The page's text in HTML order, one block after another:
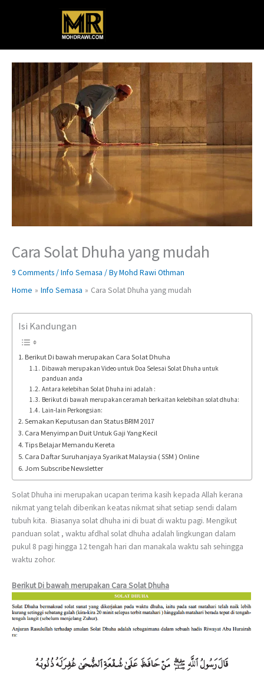
Cara Solat Dhuha yang mudah
9 Comments/Info Semasa / ByMohd Rawi Othman
Home
Info Semasa Cara Solat Dhuha yang mudah
Isi Kandungan
Berikut Di bawah merupakan Cara Solat Dhuha
Dibawah merupakan Video untuk Doa Selesai Solat Dhuha untuk
panduan anda
Antara kelebihan Solat Dhuha ini adalah :
Berikut di bawah merupakan ceramah berkaitan kelebihan solat dhuha:
Lain-lain Perkongsian:
Semakan Keputusan dan Status BRIM 2017
Cara Menyimpan Duit Untuk Gaji Yang Kecil
Tips Belajar Memandu Kereta
Cara Daftar Suruhanjaya Syarikat Malaysia ( SSM ) Online
Jom Subscribe Newsletter
Solat Dhuha ini merupakan ucapan terima kasih kepada Allah kerana
nikmat yang telah diberikan keatas nikmat sihat setiap sendi dalam
tubuh kita. Biasanya solat dhuha ini di buat di waktu pagi. Mengikut
panduan solat , waktu afdhal solat dhuha adalah lingkungan dalam
pukul 8 pagi hingga 12 tengah hari dan manakala waktu sah sehingga
waktu zohor.
Berikut Di bawah merupakan Cara Solat Dhuha